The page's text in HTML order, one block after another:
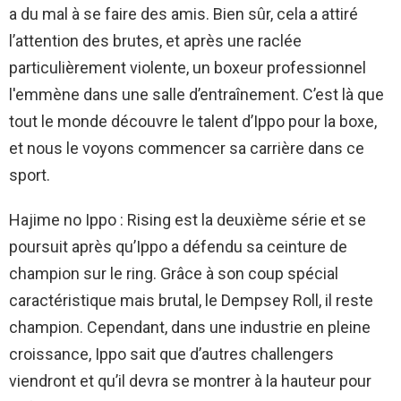
a du mal à se faire des amis. Bien sûr, cela a attiré
l’attention des brutes, et après une raclée
particulièrement violente, un boxeur professionnel
l'emmène dans une salle d’entraînement. C’est là que
tout le monde découvre le talent d’Ippo pour la boxe,
et nous le voyons commencer sa carrière dans ce
sport.
Hajime no Ippo : Rising est la deuxième série et se
poursuit après qu’Ippo a défendu sa ceinture de
champion sur le ring. Grâce à son coup spécial
caractéristique mais brutal, le Dempsey Roll, il reste
champion. Cependant, dans une industrie en pleine
croissance, Ippo sait que d’autres challengers
viendront et qu’il devra se montrer à la hauteur pour